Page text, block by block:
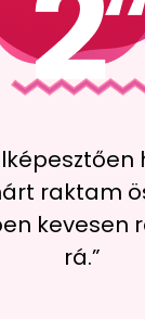
raktam
kevesen
rá.”